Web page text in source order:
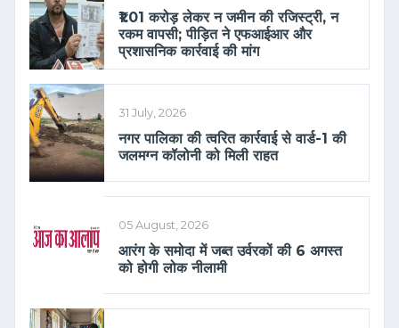
₹1.01 करोड़ लेकर न जमीन की रजिस्ट्री, न
रकम वापसी; पीड़ित ने एफआईआर और
प्रशासनिक कार्रवाई की मांग
31 July, 2026
नगर पालिका की त्वरित कार्रवाई से वार्ड-1 की
जलमग्न कॉलोनी को मिली राहत
05 August, 2026
आरंग के समोदा में जब्त उर्वरकों की 6 अगस्त
को होगी लोक नीलामी